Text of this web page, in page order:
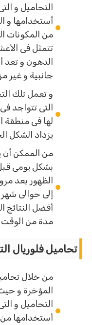
التحاميل و
أستخدامها و
من المكونات
تتمثل فى
الدهون و تعد
جانبية و غير
و تعمل تلك
التى تتواجد
لها فى منطقة
يزداد الشكل
من الممكن أن
بشكل يومى قبل
الظهور بعد
إلى حوالى
أفضل النتائج
مدة من الوقت و
تحاميل فلوريال
من خلال
المؤخرة و
التحاميل و
أستخدامها من